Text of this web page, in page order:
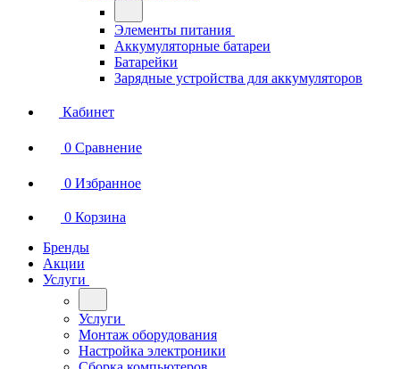
Элементы питания
Аккумуляторные батареи
Батарейки
Зарядные устройства для аккумуляторов
Кабинет
0 Сравнение
0 Избранное
0 Корзина
Бренды
Акции
Услуги
Услуги
Монтаж оборудования
Настройка электроники